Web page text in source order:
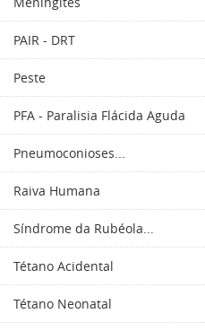
PAIR - DRT
Peste
PFA - Paralisia Flácida Aguda
Pneumoconioses...
Raiva Humana
Síndrome da Rubéola...
Tétano Acidental
Tétano Neonatal